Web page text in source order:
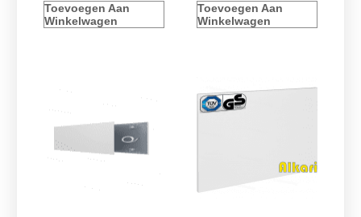
Toevoegen Aan
Winkelwagen
Toevoegen Aan
Winkelwagen